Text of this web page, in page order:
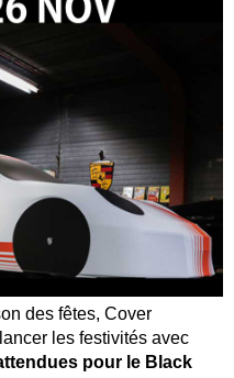
des fêtes, Cover
les festivités avec
pour le Black